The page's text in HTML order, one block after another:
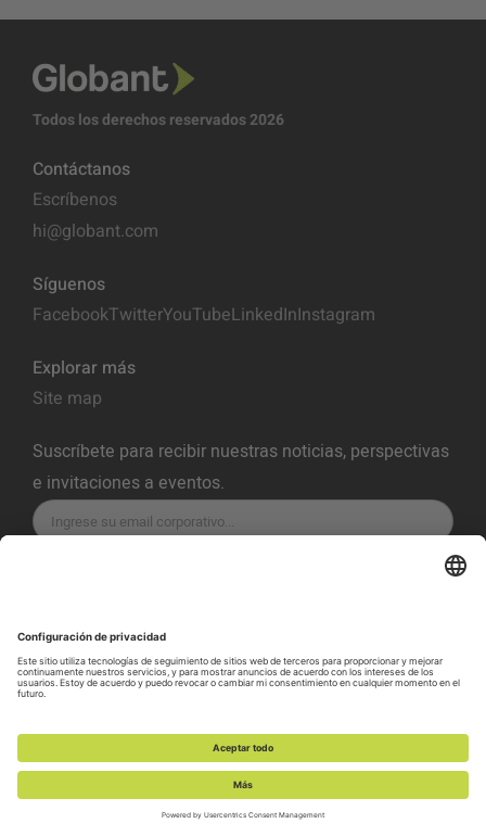
Todos los derechos reservados 2026
Contáctanos
Escríbenos
hi@globant.com
Síguenos
FacebookTwitterYouTubeLinkedInInstagram
Explorar más
Site map
Suscríbete para recibir nuestras noticias, perspectivas
e invitaciones a eventos.
Política de Privacidad
Política de Cookies
Preferencias de Cookies